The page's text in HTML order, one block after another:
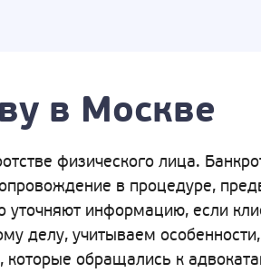
в Москве
физического лица.
в процедуре,
информацию, если
делу, учитываем
обращались к